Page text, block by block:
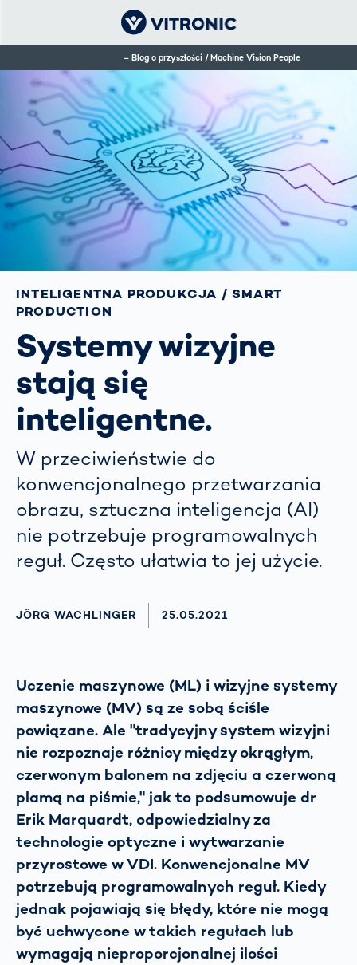
Blog o przyszłości / Machine Vision People
INTELIGENTNA PRODUKCJA / SMART
PRODUCTION
Systemy wizyjne
stają się
inteligentne.
W przeciwieństwie do
konwencjonalnego przetwarzania
obrazu, sztuczna inteligencja (AI)
nie potrzebuje programowalnych
reguł. Często ułatwia to jej użycie.
AUTHOR
JÖRG WACHLINGER AKTUALISIERT AM:
25.05.2021
Uczenie maszynowe (ML) i wizyjne systemy
maszynowe (MV) są ze sobą ściśle
powiązane. Ale "tradycyjny system wizyjni
nie rozpoznaje różnicy między okrągłym,
czerwonym balonem na zdjęciu a czerwoną
plamą na piśmie," jak to podsumowuje dr
Erik Marquardt, odpowiedzialny za
technologie optyczne i wytwarzanie
przyrostowe w VDI. Konwencjonalne MV
potrzebują programowalnych reguł. Kiedy
jednak pojawiają się błędy, które nie mogą
być uchwycone w takich regułach lub
wymagają nieproporcjonalnej ilości